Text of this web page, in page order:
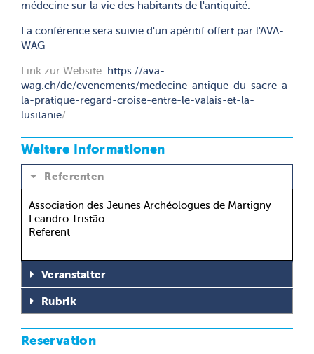
médecine sur la vie des habitants de l'antiquité.
La conférence sera suivie d'un apéritif offert par l'AVA-
WAG
Link zur Website: https://ava-
wag.ch/de/evenements/medecine-antique-du-sacre-a-
la-pratique-regard-croise-entre-le-valais-et-la-
lusitanie/
Weitere Informationen
Referenten
Association des Jeunes Archéologues de Martigny
Leandro Tristão
Referent
Veranstalter
Rubrik
Reservation